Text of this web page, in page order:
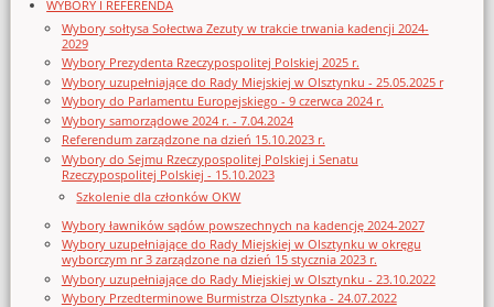
WYBORY I REFERENDA
Wybory sołtysa Sołectwa Zezuty w trakcie trwania kadencji 2024-
2029
Wybory Prezydenta Rzeczypospolitej Polskiej 2025 r.
Wybory uzupełniające do Rady Miejskiej w Olsztynku - 25.05.2025 r
Wybory do Parlamentu Europejskiego - 9 czerwca 2024 r.
Wybory samorządowe 2024 r. - 7.04.2024
Referendum zarządzone na dzień 15.10.2023 r.
Wybory do Sejmu Rzeczypospolitej Polskiej i Senatu
Rzeczypospolitej Polskiej - 15.10.2023
Szkolenie dla członków OKW
Wybory ławników sądów powszechnych na kadencję 2024-2027
Wybory uzupełniające do Rady Miejskiej w Olsztynku w okręgu
wyborczym nr 3 zarządzone na dzień 15 stycznia 2023 r.
Wybory uzupełniające do Rady Miejskiej w Olsztynku - 23.10.2022
Wybory Przedterminowe Burmistrza Olsztynka - 24.07.2022